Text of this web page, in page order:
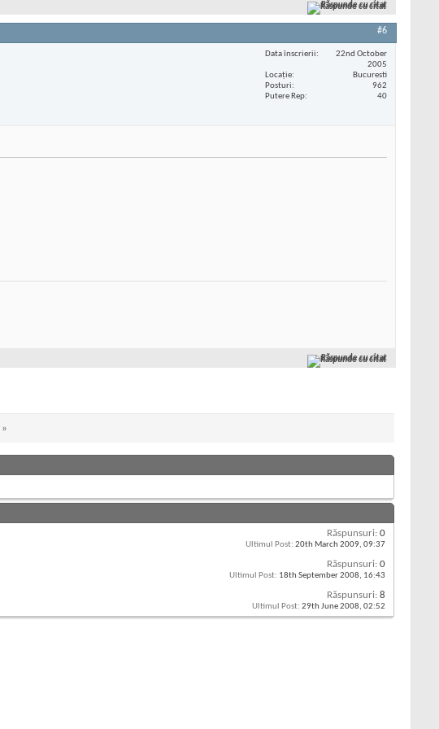
Răspunde cu citat
#6
Data înscrierii
22nd October
2005
Locaţie
Bucuresti
Posturi
962
Putere Rep
40
Răspunde cu citat
»
Răspunsuri: 0
Ultimul Post: 20th March 2009, 09:37
Răspunsuri: 0
Ultimul Post: 18th September 2008, 16:43
Răspunsuri: 8
Ultimul Post: 29th June 2008, 02:52